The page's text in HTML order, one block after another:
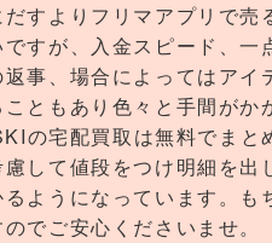
だすよりフリマアプリで売
ですが、入金スピード、
返事、場合によってはアイ
こともあり色々と手間が
の宅配買取は無料でまと
して値段をつけ明細を出
るようになっています。
でご安心くださいませ。